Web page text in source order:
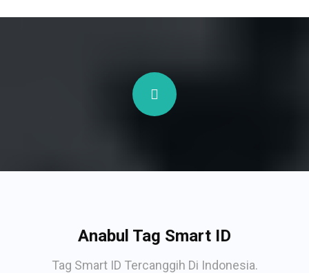
Anabul Tag Smart ID
Tag Smart ID Tercanggih Di Indonesia.